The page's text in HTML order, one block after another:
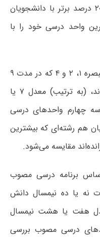
متقاضیان برای رتبه‌بندی و تعیین ۲۰ درصد برتر با دانشجویان
واحد درسی خود را با
: برای دانشجویان موضوع تبصره ۱، ۲ و ۴ که در مدت ۹
یا ۱۰ نیمسال دانش آموخته می‌شوند، (به ترتیب) معدل ۷ یا
چهارم واحدهای درسی
دانشجویان هم رشته‌ای که بیشترین
مقایسه می‌شود.
برنامه درسی مصوب
نه یا ده نیمسال دانش
هفت یا هشت نیمسال
درسی مصوب بررسی